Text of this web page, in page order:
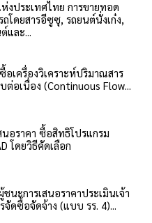
งประเทศไทย การขายทอด
โดยสารอีซูซุ, รถยนต์นั่งเก๋ง,
ละ...
อเครื่องวิเคราะห์ปริมาณสาร
อเนื่อง (Continuous Flow...
อราคา ซื้อสิทธิโปรแกรม
โดยวิธีคัดเลือก
นะการเสนอราคาประเมินเจ้า
ดซื้อจัดจ้าง (แบบ รร. 4)...